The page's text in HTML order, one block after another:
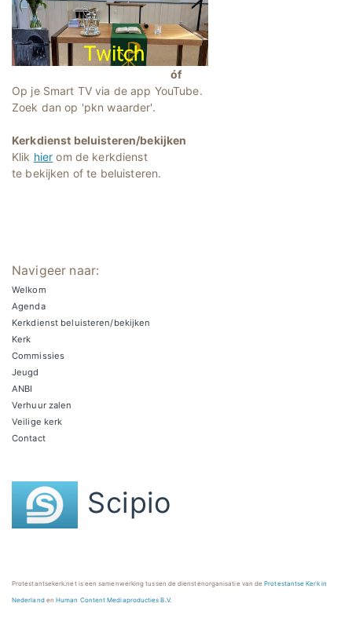
óf
Op je Smart TV via de app YouTube.
Zoek dan op 'pkn waarder'.
Kerkdienst beluisteren/bekijken
Klik hier om de kerkdienst
te bekijken of te beluisteren.
Navigeer naar:
Welkom
Agenda
Kerkdienst beluisteren/bekijken
Kerk
Commissies
Jeugd
ANBI
Verhuur zalen
Veilige kerk
Contact
Scipio
Protestantsekerk.net is een samenwerking tussen de dienstenorganisatie van deProtestantse Kerk in
NederlandenHuman Content Mediaproducties B.V.